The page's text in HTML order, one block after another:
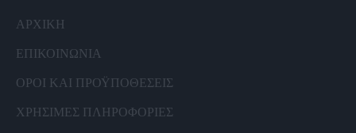
ΑΡΧΙΚΗ
ΕΠΙΚΟΙΝΩΝΙΑ
ΟΡΟΙ ΚΑΙ ΠΡΟΫΠΟΘΕΣΕΙΣ
ΧΡΗΣΙΜΕΣ ΠΛΗΡΟΦΟΡΙΕΣ